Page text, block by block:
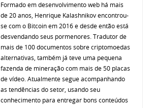
Formado em desenvolvimento web há mais
de 20 anos, Henrique Kalashnikov encontrou-
se com o Bitcoin em 2016 e desde então está
desvendando seus pormenores. Tradutor de
mais de 100 documentos sobre criptomoedas
alternativas, também já teve uma pequena
fazenda de mineração com mais de 50 placas
de vídeo. Atualmente segue acompanhando
as tendências do setor, usando seu
conhecimento para entregar bons conteúdos